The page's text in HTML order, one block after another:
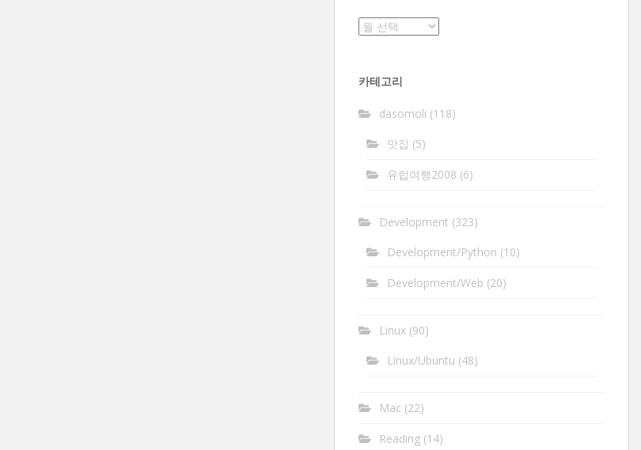
보
카테고리
dasomoli (118)
맛집 (5)
유럽여행2008 (6)
Development (323)
Development/Python (10)
Development/Web (20)
Linux(90)
Linux/Ubuntu (48)
Mac (22)
Reading(14)